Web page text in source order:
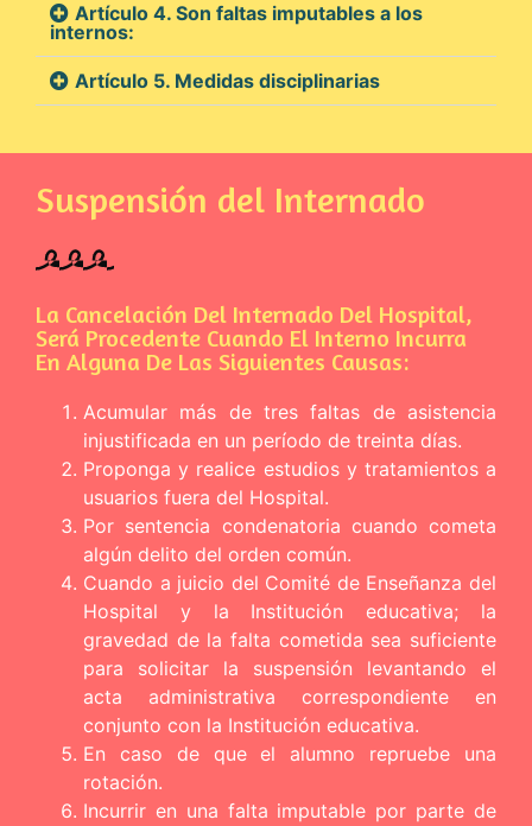
Artículo 4. Son faltas imputables a los
internos:
Artículo 5. Medidas disciplinarias
Suspensión del Internado
La Cancelación Del Internado Del Hospital,
Será Procedente Cuando El Interno Incurra
En Alguna De Las Siguientes Causas:
Acumular más de tres faltas de asistencia
injustificada en un período de treinta días.
Proponga y realice estudios y tratamientos a
usuarios fuera del Hospital.
Por sentencia condenatoria cuando cometa
algún delito del orden común.
Cuando a juicio del Comité de Enseñanza del
Hospital y la Institución educativa; la
gravedad de la falta cometida sea suficiente
para solicitar la suspensión levantando el
acta administrativa correspondiente en
conjunto con la Institución educativa.
En caso de que el alumno repruebe una
rotación.
Incurrir en una falta imputable por parte de